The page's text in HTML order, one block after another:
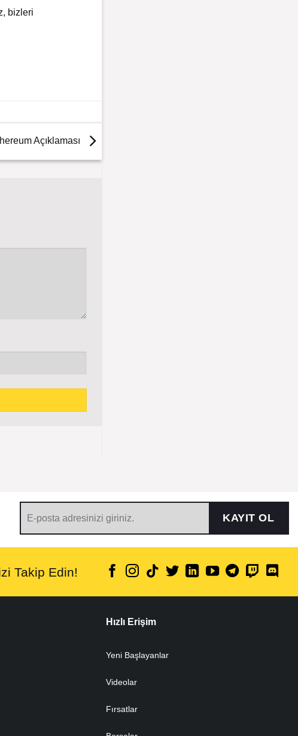
bizleri
Açıklaması
KAYIT OL
Takip Edin!
Hızlı Erişim
Yeni Başlayanlar
Videolar
Fırsatlar